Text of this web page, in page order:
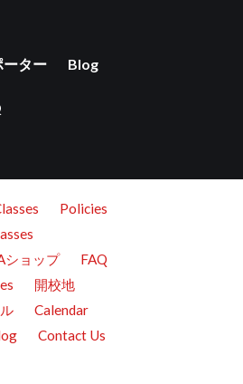
ーター Blog
Policies
ショップ
FAQ
開校地
Calendar
Contact Us